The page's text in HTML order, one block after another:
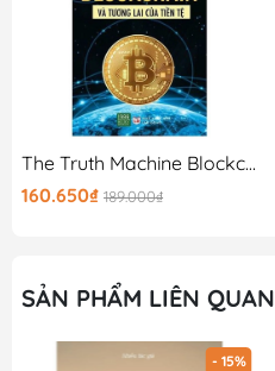
The Truth Machine Blockchain Và Tương Lai Của Tiền Tệ
160.650₫ 189.000₫
SẢN PHẨM LIÊN QUAN
- 15%